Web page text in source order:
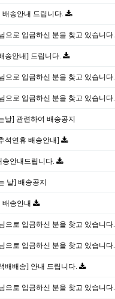
배송안내 드립니다.
으로 입금하신 분을 찾고 있습니다.
송안내] 드립니다.
으로 입금하신 분을 찾고 있습니다.
으로 입금하신 분을 찾고 있습니다.
날] 관련하여 배송공지
석연휴 배송안내]
송안내드립니다.
날] 배송공지
배송안내
으로 입금하신 분을 찾고 있습니다.
으로 입금하신 분을 찾고 있습니다.
배배송] 안내 드립니다.
으로 입금하신 분을 찾고 있습니다.